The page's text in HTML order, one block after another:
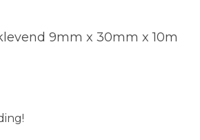
9mm x 30mm x 10m